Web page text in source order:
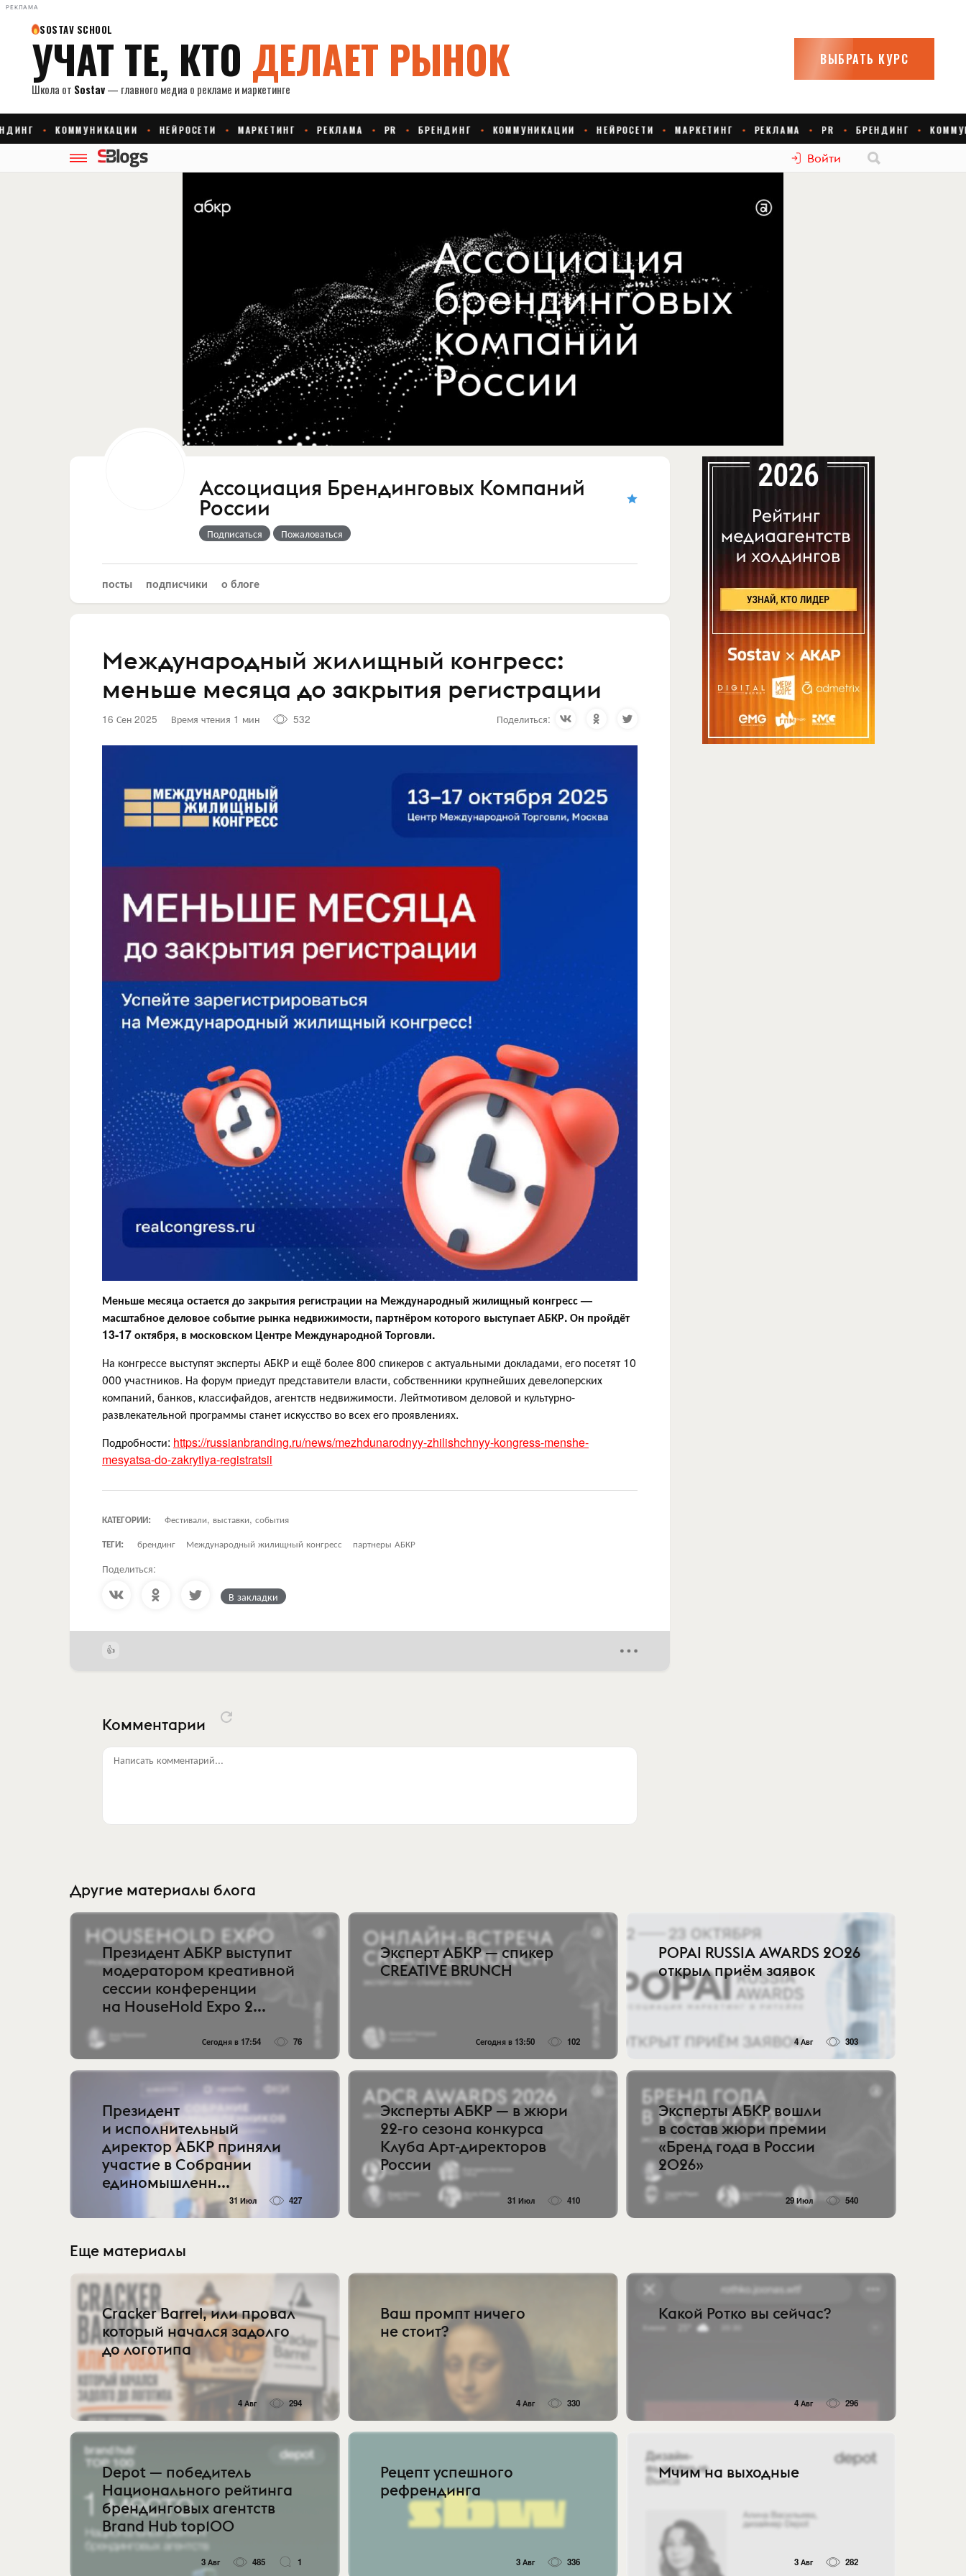
РЕКЛАМА
Войти
Ассоциация Брендинговых Компаний
России
Подписаться Пожаловаться
посты подписчики о блоге
Международный жилищный конгресс:
меньше месяца до закрытия регистрации
16 Сен 2025 Время чтения 1 мин 532 Поделиться:
Меньше месяца остается до закрытия регистрации на Международный жилищный конгресс —
масштабное деловое событие рынка недвижимости, партнёром которого выступает АБКР. Он пройдёт
13-17 октября, в московском Центре Международной Торговли.
На конгрессе выступят эксперты АБКР и ещё более 800 спикеров с актуальными докладами, его посетят 10
000 участников. На форум приедут представители власти, собственники крупнейших девелоперских
компаний, банков, классифайдов, агентств недвижимости. Лейтмотивом деловой и культурно-
развлекательной программы станет искусство во всех его проявлениях.
Подробности: https://russianbranding.ru/news/mezhdunarodnyy-zhilishchnyy-kongress-menshe-
mesyatsa-do-zakrytiya-registratsii
КАТЕГОРИИ:
Фестивали, выставки, события
ТЕГИ:
брендинг Международный жилищный конгресс партнеры АБКР
Поделиться:
В закладки
Комментарии
Написать комментарий...
Другие материалы блога
Президент АБКР выступит
модератором креативной
сессии конференции
на HouseHold Expo 2...
Сегодня в 17:54 76
Эксперт АБКР — спикер
CREATIVE BRUNCH
Сегодня в 13:50 102
POPAI RUSSIA AWARDS 2026
открыл приём заявок
4 Авг 303
Президент
и исполнительный
директор АБКР приняли
участие в Собрании
единомышленн...
31 Июл 427
Эксперты АБКР — в жюри
22-го сезона конкурса
Клуба Арт-директоров
России
31 Июл 410
Эксперты АБКР вошли
в состав жюри премии
«Бренд года в России
2026»
29 Июл 540
Еще материалы
Cracker Barrel, или провал
который начался задолго
до логотипа
4 Авг 294
Ваш промпт ничего
не стоит?
4 Авг 330
Какой Ротко вы сейчас?
4 Авг 296
Depot — победитель
Национального рейтинга
брендинговых агентств
Brand Hub top100
3 Авг 485 1
Рецепт успешного
рефрендинга
3 Авг 336
Мчим на выходные
3 Авг 282